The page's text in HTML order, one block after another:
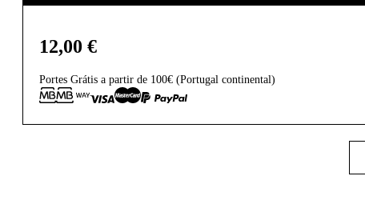
12,00 €
Portes Grátis a partir de 100€ (Portugal continental)